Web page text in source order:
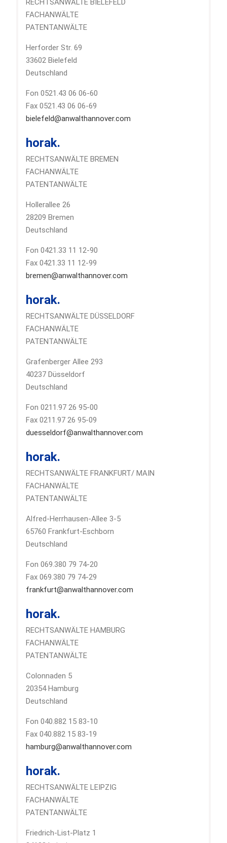
RECHTSANWÄLTE BIELEFELD
FACHANWÄLTE
PATENTANWÄLTE
Herforder Str. 69
33602 Bielefeld
Deutschland
Fon 0521.43 06 06-60
Fax 0521.43 06 06-69
bielefeld@anwalthannover.com
horak.
RECHTSANWÄLTE BREMEN
FACHANWÄLTE
PATENTANWÄLTE
Hollerallee 26
28209 Bremen
Deutschland
Fon 0421.33 11 12-90
Fax 0421.33 11 12-99
bremen@anwalthannover.com
horak.
RECHTSANWÄLTE DÜSSELDORF
FACHANWÄLTE
PATENTANWÄLTE
Grafenberger Allee 293
40237 Düsseldorf
Deutschland
Fon 0211.97 26 95-00
Fax 0211.97 26 95-09
duesseldorf@anwalthannover.com
horak.
RECHTSANWÄLTE FRANKFURT/ MAIN
FACHANWÄLTE
PATENTANWÄLTE
Alfred-Herrhausen-Allee 3-5
65760 Frankfurt-Eschborn
Deutschland
Fon 069.380 79 74-20
Fax 069.380 79 74-29
frankfurt@anwalthannover.com
horak.
RECHTSANWÄLTE HAMBURG
FACHANWÄLTE
PATENTANWÄLTE
Colonnaden 5
20354 Hamburg
Deutschland
Fon 040.882 15 83-10
Fax 040.882 15 83-19
hamburg@anwalthannover.com
horak.
RECHTSANWÄLTE LEIPZIG
FACHANWÄLTE
PATENTANWÄLTE
Friedrich-List-Platz 1